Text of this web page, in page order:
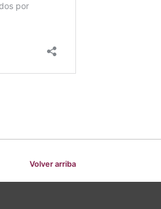
Volver arriba